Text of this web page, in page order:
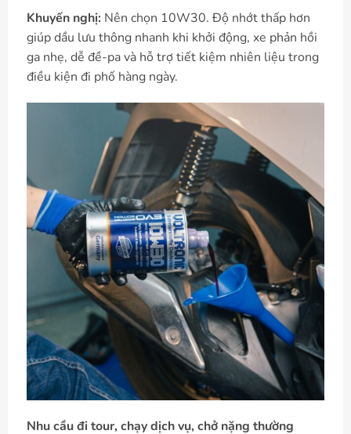
Khuyến nghị: Nên chọn 10W30. Độ nhớt thấp hơn
giúp dầu lưu thông nhanh khi khởi động, xe phản hồi
ga nhẹ, dễ đề-pa và hỗ trợ tiết kiệm nhiên liệu trong
điều kiện đi phố hàng ngày.
Nhu cầu đi tour, chạy dịch vụ, chở nặng thường